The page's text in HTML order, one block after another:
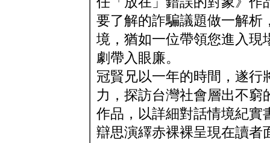
要了解的詐騙議題做一解析
境，猶如一位帶領您進入現
劇帶入眼廉。
冠賢兄以一年的時間，遂行
力，探訪台灣社會層出不
作品，以詳細對話情境紀實
辯思演繹赤裸裸呈現在讀者